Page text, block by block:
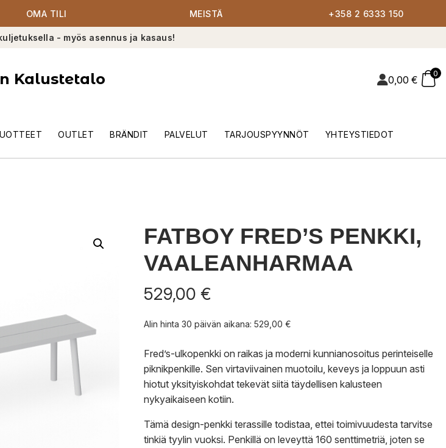
OMA TILI MEISTÄ +358 2 6333 150
- myös asennus ja kasaus!
Kalustetalo 0,00 €
0
OUTLET BRÄNDIT PALVELUT TARJOUSPYYNNÖT YHTEYSTIEDOT
FATBOY FRED’S PENKKI,
VAALEANHARMAA
529,00 €
Alin hinta 30 päivän aikana: 529,00 €
Fred’s-ulkopenkki on raikas ja moderni kunnianosoitus perinteiselle
piknikpenkille. Sen virtaviivainen muotoilu, keveys ja loppuun asti
hiotut yksityiskohdat tekevät siitä täydellisen kalusteen
nykyaikaiseen kotiin.
Tämä design-penkki terassille todistaa, ettei toimivuudesta tarvitse
tinkiä tyylin vuoksi. Penkillä on leveyttä 160 senttimetriä, joten se